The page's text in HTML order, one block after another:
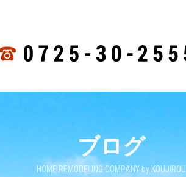
ブログ
HOME REMODELING COMPANY by KOUJIROU